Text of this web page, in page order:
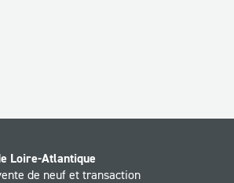
Loire-Atlantique
de neuf et transaction